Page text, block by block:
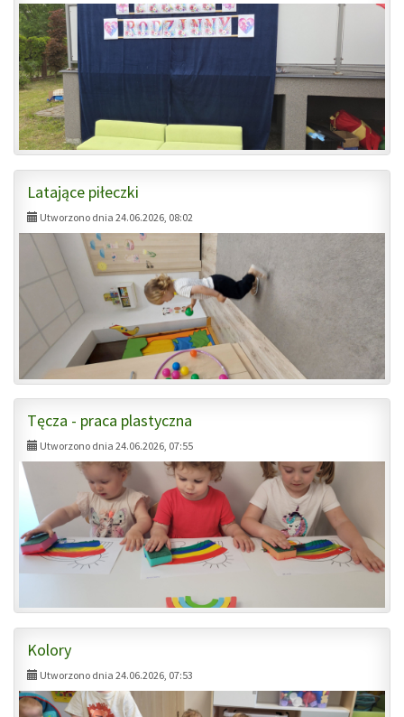
Latające piłeczki
Utworzono dnia 24.06.2026, 08:02
Tęcza - praca plastyczna
Utworzono dnia 24.06.2026, 07:55
Kolory
Utworzono dnia 24.06.2026, 07:53